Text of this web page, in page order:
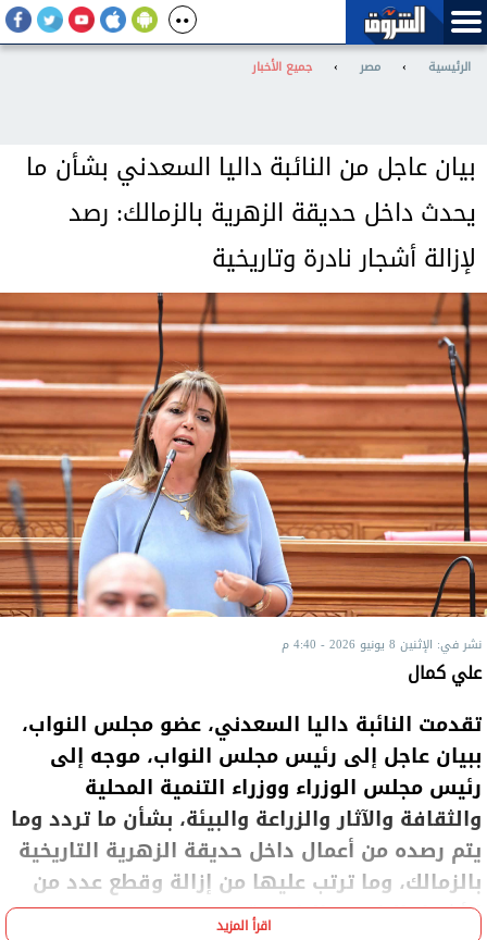
الرئيسية › مصر › جميع الأخبار
بيان عاجل من النائبة داليا السعدني بشأن ما
يحدث داخل حديقة الزهرية بالزمالك: رصد
لإزالة أشجار نادرة وتاريخية
نشر في: الإثنين 8 يونيو 2026 - 4:40 م
علي كمال
تقدمت النائبة داليا السعدني، عضو مجلس النواب،
ببيان عاجل إلى رئيس مجلس النواب، موجه إلى
رئيس مجلس الوزراء ووزراء التنمية المحلية
والثقافة والآثار والزراعة والبيئة، بشأن ما تردد وما
يتم رصده من أعمال داخل حديقة الزهرية التاريخية
بالزمالك، وما ترتب عليها من إزالة وقطع عدد من
الأشجار النادرة والتاريخية.
اقرأ المزيد